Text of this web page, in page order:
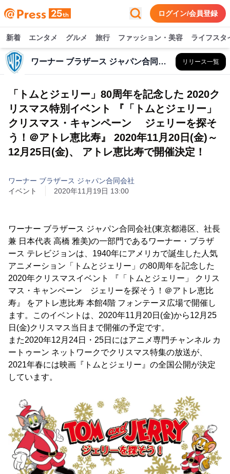
ログイン/会員登録
新着 エンタメ グルメ 旅行 ファッション・美容 ライフスタ
ワーナー ブラザース ジャパン合同会社 リリース一覧
「トムとジェリー」80周年を記念した 2020ク
リスマス特別イベント 『「トムとジェリー」
クリスマス・キャンペーン ジェリーを探そ
う！＠アトレ恵比寿』 2020年11月20日(金)～
12月25日(金)、 アトレ恵比寿で開催決定！
ワーナー ブラザース ジャパン合同会社
イベント
2020年11月19日 13:00
ワーナー ブラザース ジャパン合同会社(東京都港区、社長
兼 日本代表 高橋 雅美)の一部門であるワーナー・ブラザ
ース テレビジョンは、1940年にアメリカで誕生した人気
アニメーション「トムとジェリー」の80周年を記念した
2020年クリスマスイベント 『「トムとジェリー」 クリス
マス・キャンペーン ジェリーを探そう！＠アトレ恵比
寿』 をアトレ恵比寿 本館4階 フォンテーヌ広場で開催し
ます。このイベントは、2020年11月20日(金)から12月25
日(金)クリスマス当日まで開催の予定です。
また2020年12月24日・25日にはアニメ専門チャンネル カ
ートゥーン ネットワークでクリスマス特集の放送が、
2021年春には映画『トムとジェリー』の全国公開が決定
しています。